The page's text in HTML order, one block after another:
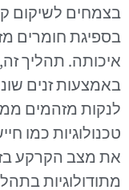
בצמחים לשיקום
בספיגת חומרים
איכותה. תהליך
באמצעות זנים
לנקות מזהמים
טכנולוגיות כמו
את מצב הקרקע
מתודולוגיות